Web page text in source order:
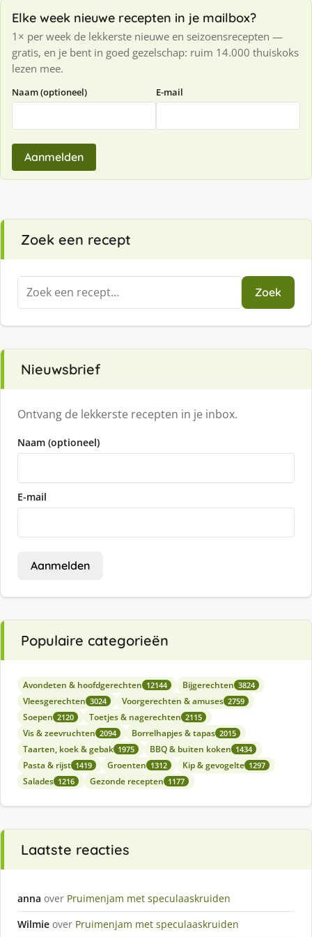
Elke week nieuwe recepten in je mailbox?
1× per week de lekkerste nieuwe en seizoensrecepten —
gratis, en je bent in goed gezelschap: ruim 14.000 thuiskoks
lezen mee.
Naam (optioneel) E-mail
Aanmelden
Zoek een recept
Zoeken
naar:
Zoek
Nieuwsbrief
Ontvang de lekkerste recepten in je inbox.
Naam (optioneel)
E-mail
Aanmelden
Populaire categorieën
Avondeten & hoofdgerechten 12144 Bijgerechten 3824
Vleesgerechten 3024 Voorgerechten & amuses 2759
Soepen 2120 Toetjes & nagerechten 2115
Vis & zeevruchten 2094 Borrelhapjes & tapas 2015
Taarten, koek & gebak 1975 BBQ & buiten koken 1434
Pasta & rijst 1419 Groenten 1312 Kip & gevogelte 1297
Salades 1216 Gezonde recepten 1177
Laatste reacties
anna over Pruimenjam met speculaaskruiden
Wilmie over Pruimenjam met speculaaskruiden